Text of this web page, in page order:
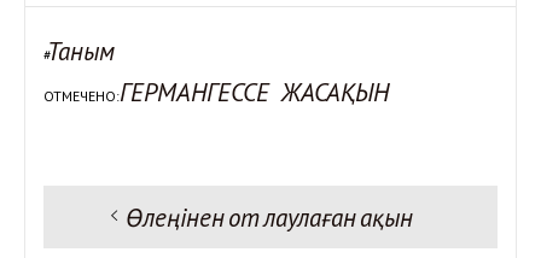
#Таным
ОТМЕЧЕНО:ГЕРМАНГЕССЕ ЖАСАҚЫН
Навигация
Предыдущая запись:
Өлеңінен от лаулаған ақын